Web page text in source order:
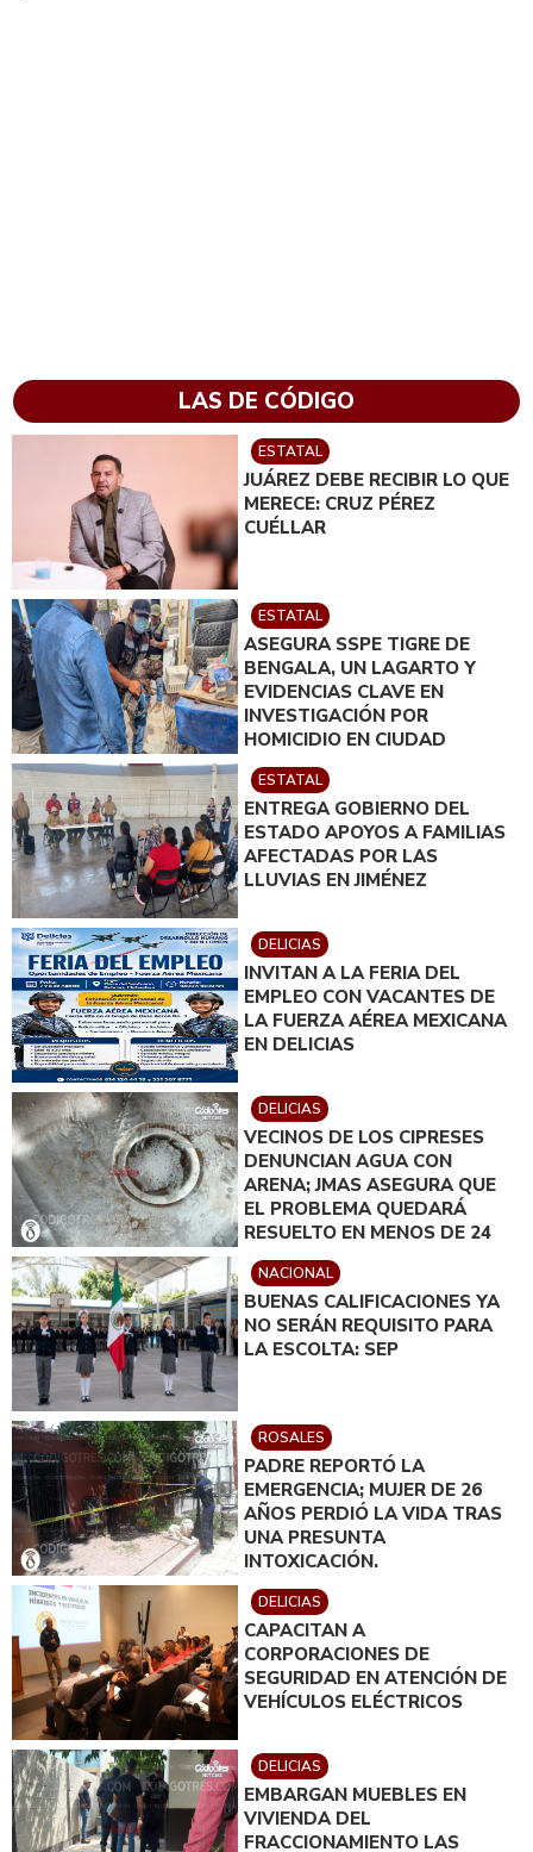
LAS DE CÓDIGO
ESTATAL
JUÁREZ DEBE RECIBIR LO QUE
MERECE: CRUZ PÉREZ
CUÉLLAR
ESTATAL
ASEGURA SSPE TIGRE DE
BENGALA, UN LAGARTO Y
EVIDENCIAS CLAVE EN
INVESTIGACIÓN POR
HOMICIDIO EN CIUDAD
JUÁREZ; EN CATEO
INSTRUIDO POR GILBERTO
LOYA
ESTATAL
ENTREGA GOBIERNO DEL
ESTADO APOYOS A FAMILIAS
AFECTADAS POR LAS
LLUVIAS EN JIMÉNEZ
DELICIAS
INVITAN A LA FERIA DEL
EMPLEO CON VACANTES DE
LA FUERZA AÉREA MEXICANA
EN DELICIAS
DELICIAS
VECINOS DE LOS CIPRESES
DENUNCIAN AGUA CON
ARENA; JMAS ASEGURA QUE
EL PROBLEMA QUEDARÁ
RESUELTO EN MENOS DE 24
HORAS
NACIONAL
BUENAS CALIFICACIONES YA
NO SERÁN REQUISITO PARA
LA ESCOLTA: SEP
ROSALES
PADRE REPORTÓ LA
EMERGENCIA; MUJER DE 26
AÑOS PERDIÓ LA VIDA TRAS
UNA PRESUNTA
INTOXICACIÓN.
DELICIAS
CAPACITAN A
CORPORACIONES DE
SEGURIDAD EN ATENCIÓN DE
VEHÍCULOS ELÉCTRICOS
DELICIAS
EMBARGAN MUEBLES EN
VIVIENDA DEL
FRACCIONAMIENTO LAS